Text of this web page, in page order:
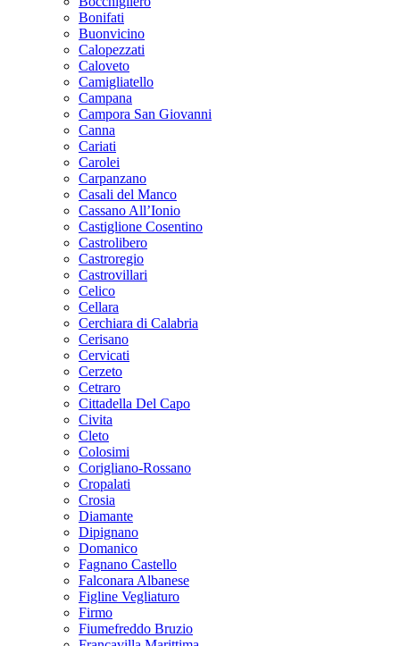
Bonifati
Buonvicino
Calopezzati
Caloveto
Camigliatello
Campana
Campora San Giovanni
Canna
Cariati
Carolei
Carpanzano
Casali del Manco
Cassano All’Ionio
Castiglione Cosentino
Castrolibero
Castroregio
Castrovillari
Celico
Cellara
Cerchiara di Calabria
Cerisano
Cervicati
Cerzeto
Cetraro
Cittadella Del Capo
Civita
Cleto
Colosimi
Corigliano-Rossano
Cropalati
Crosia
Diamante
Dipignano
Domanico
Fagnano Castello
Falconara Albanese
Figline Vegliaturo
Firmo
Fiumefreddo Bruzio